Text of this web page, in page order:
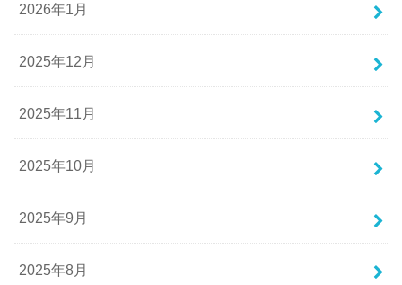
2026年1月
2025年12月
2025年11月
2025年10月
2025年9月
2025年8月